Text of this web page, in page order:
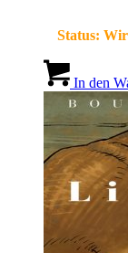
Status: Wir
In den